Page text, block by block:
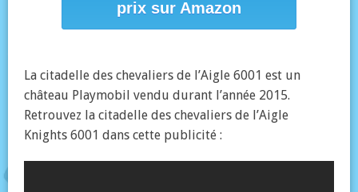
prix sur Amazon
La citadelle des chevaliers de l’Aigle 6001 est un
château Playmobil vendu durant l’année 2015.
Retrouvez la citadelle des chevaliers de l’Aigle
Knights 6001 dans cette publicité :